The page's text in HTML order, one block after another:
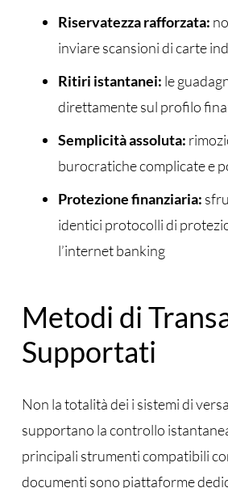
Riservatezza rafforzata:
inviare scansioni di carte
Ritiri istantanei: le
direttamente sul profilo
Semplicità assoluta:
burocratiche complicate e
Protezione finanziaria:
identici protocolli di
l’internet banking
Metodi di
Supportati
Non la totalità dei i sistemi di
supportano la controllo
principali strumenti compatibili
documenti sono piattaforme